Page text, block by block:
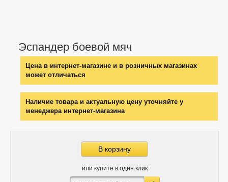
Эспандер боевой мяч
Цена в интернет-магазине и в розничных магазинах
может отличаться
Наличие товара и актуальную цену уточняйте у
менеджера интернет-магазина
В корзину
или купите в один клик